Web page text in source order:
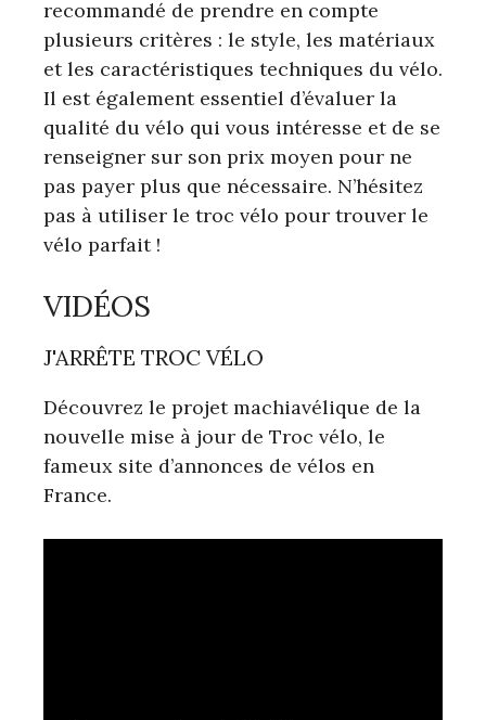
recommandé de prendre en compte
plusieurs critères : le style, les matériaux
et les caractéristiques techniques du vélo.
Il est également essentiel d’évaluer la
qualité du vélo qui vous intéresse et de se
renseigner sur son prix moyen pour ne
pas payer plus que nécessaire. N’hésitez
pas à utiliser le troc vélo pour trouver le
vélo parfait !
VIDÉOS
J'ARRÊTE TROC VÉLO
Découvrez le projet machiavélique de la
nouvelle mise à jour de Troc vélo, le
fameux site d’annonces de vélos en
France.